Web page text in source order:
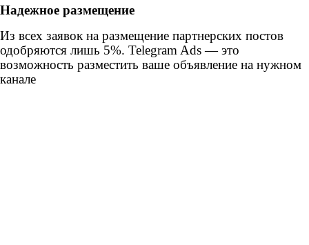
Надежное размещение
Из всех заявок на размещение партнерских постов
одобряются лишь 5%. Telegram Ads — это
возможность разместить ваше объявление на нужном
канале